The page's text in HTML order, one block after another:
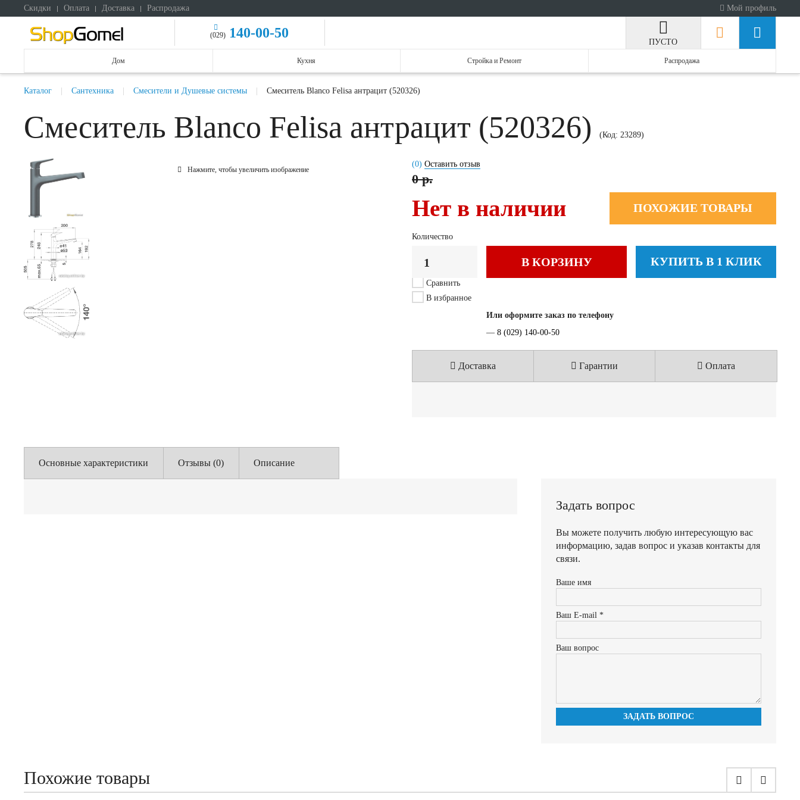
Скидки Оплата Доставка Распродажа Мой профиль
(029) 140-00-50
ПУСТО
Дом Кухня Стройка и Ремонт Распродажа
Каталог Сантехника Смесители и Душевые системы Смеситель Blanco Felisa антрацит (520326)
Смеситель Blanco Felisa антрацит (520326) (Код: 23289)
Нажмите, чтобы увеличить изображение
(0) Оставить отзыв
0 р.
Нет в наличии ПОХОЖИЕ ТОВАРЫ
Количество
В КОРЗИНУ КУПИТЬ В 1 КЛИК
Сравнить
В избранное
Или оформите заказ по телефону
— 8 (029) 140-00-50
Доставка Гарантии Оплата
Основные характеристики Отзывы (0) Описание
Задать вопрос
Вы можете получить любую интересующую вас
информацию, задав вопрос и указав контакты для
связи.
Ваше имя
Ваш E-mail *
Ваш вопрос
ЗАДАТЬ ВОПРОС
Похожие товары